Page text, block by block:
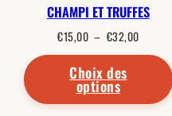
CHAMPI ET TRUFFES
€15,00 – €32,00Plage
prix :
€15,00
€32,00
Choix des
options